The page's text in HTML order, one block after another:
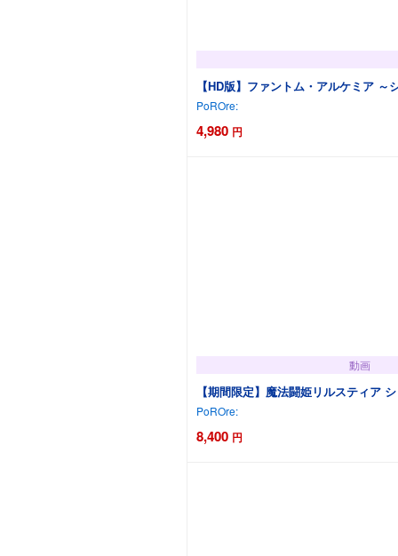
【HD版】ファントム・アルケミア
PoROre:
4,980 円
動画
【期間限定】魔法闘姫リルスティア
PoROre:
8,400 円